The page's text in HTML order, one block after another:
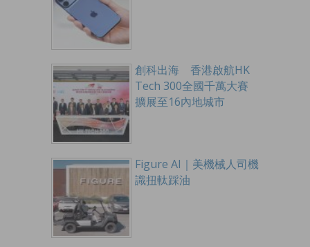
創科出海 香港啟航HK
Tech 300全國千萬大賽
擴展至16內地城市
Figure AI｜美機械人司機
識扭軚踩油